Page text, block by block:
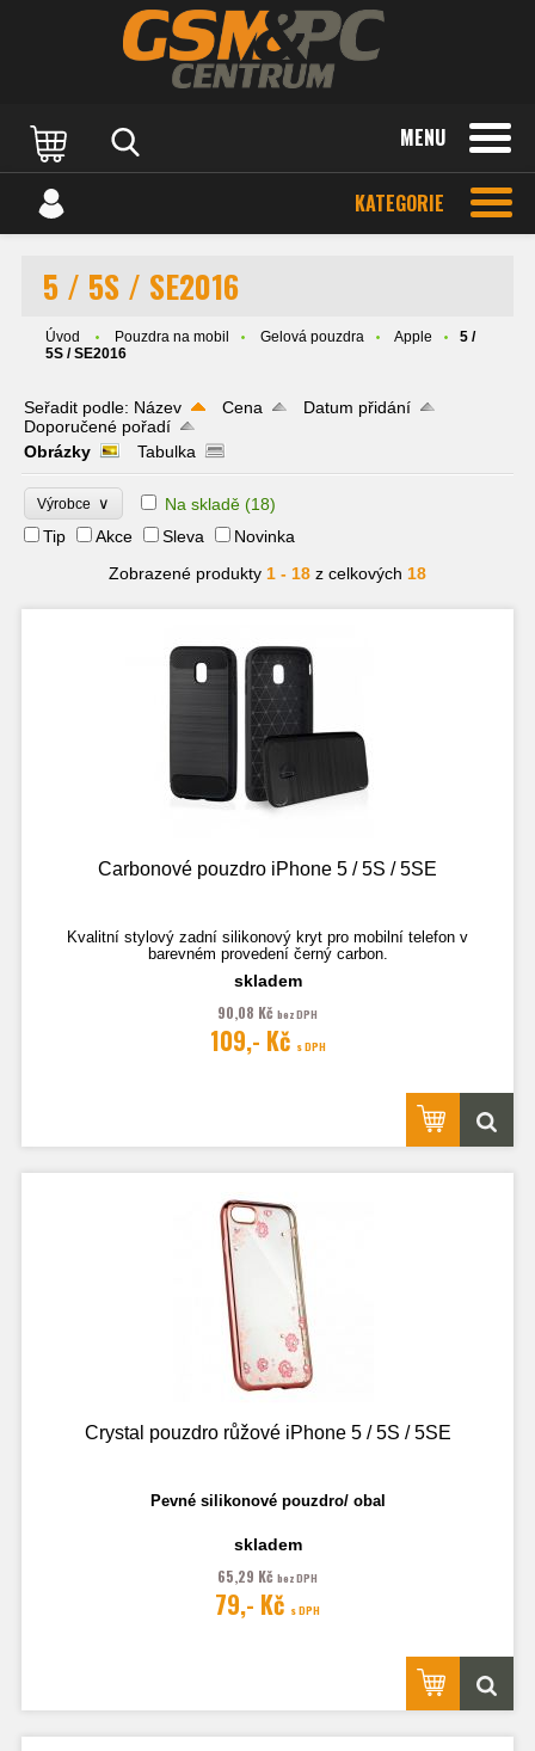
MENU
KATEGORIE
5 / 5S / SE2016
Úvod Pouzdra na mobil Gelová pouzdra Apple
5 /
5S / SE2016
Seřadit podle: Název Cena
Datum přidání
Doporučené pořadí
Obrázky
Tabulka
Výrobce ∨ Na skladě (18)
Tip
Akce Sleva
Novinka
Zobrazené produkty 1 - 18 z celkových 18
Carbonové pouzdro iPhone 5 / 5S / 5SE
Kvalitní stylový zadní silikonový kryt pro mobilní telefon v
barevném provedení černý carbon.
Fotografie je pouze ilustrační.
skladem
90,08 Kč bez DPH
109,- Kč s DPH
Crystal pouzdro růžové iPhone 5 / 5S / 5SE
Pevné silikonové pouzdro/ obal
skladem
65,29 Kč bez DPH
79,- Kč s DPH